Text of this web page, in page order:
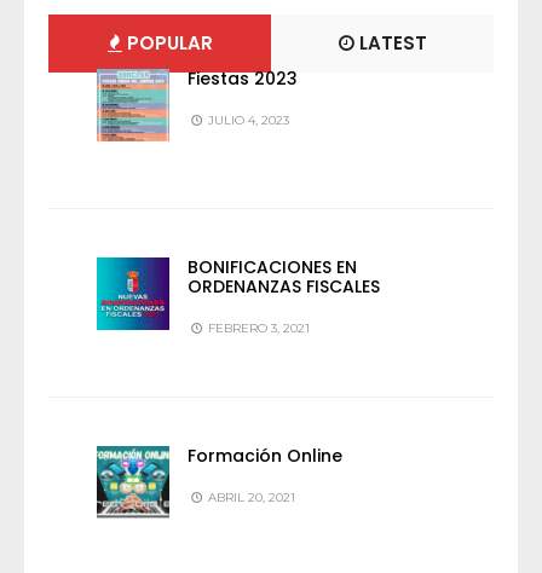
POPULAR LATEST
Fiestas 2023
JULIO 4, 2023
BONIFICACIONES EN
ORDENANZAS FISCALES
FEBRERO 3, 2021
Formación Online
ABRIL 20, 2021